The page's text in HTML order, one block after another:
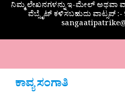
ನಿಮ್ಮ ಲೇಖನಗಳನ್ನು ಇ-ಮೇಲ್ ಅಥವಾ
ವೆಬ್ಸೈಟ್ ಕಳಿಸಬಹುದು ವಾಟ್ಸಪ್‌
ಕಾವ್ಯ ಸಂಗಾತಿ